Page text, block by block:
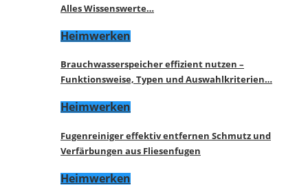
Alles Wissenswerte…
Heimwerken
Brauchwasserspeicher effizient nutzen –
Funktionsweise, Typen und Auswahlkriterien…
Heimwerken
Fugenreiniger effektiv entfernen Schmutz und
Verfärbungen aus Fliesenfugen
Heimwerken